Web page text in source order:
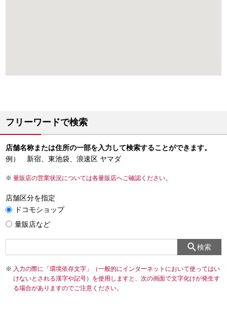
フリーワードで検索
店舗名称または住所の一部を入力して検索することができます。
例） 新宿、東池袋、浪速区 ヤマダ
量販店の営業状況については各量販店へご確認ください。
店舗区分を指定
ドコモショップ
量販店など
検索
入力の際に「環境依存文字」（一般的にインターネットにおいて使ってはい
けないとされる漢字や記号）を使用しますと、次の画面で文字化けが発生す
る場合がありますのでご注意ください。